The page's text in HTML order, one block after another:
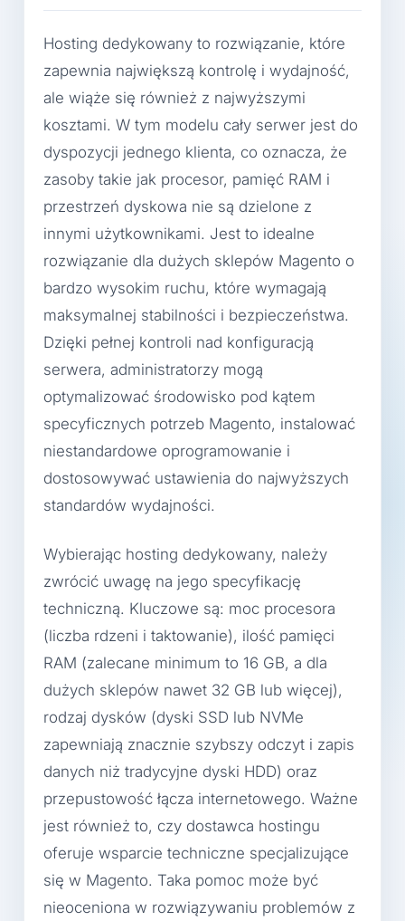
Hosting dedykowany to rozwiązanie, które
zapewnia największą kontrolę i wydajność,
ale wiąże się również z najwyższymi
kosztami. W tym modelu cały serwer jest do
dyspozycji jednego klienta, co oznacza, że
zasoby takie jak procesor, pamięć RAM i
przestrzeń dyskowa nie są dzielone z
innymi użytkownikami. Jest to idealne
rozwiązanie dla dużych sklepów Magento o
bardzo wysokim ruchu, które wymagają
maksymalnej stabilności i bezpieczeństwa.
Dzięki pełnej kontroli nad konfiguracją
serwera, administratorzy mogą
optymalizować środowisko pod kątem
specyficznych potrzeb Magento, instalować
niestandardowe oprogramowanie i
dostosowywać ustawienia do najwyższych
standardów wydajności.
Wybierając hosting dedykowany, należy
zwrócić uwagę na jego specyfikację
techniczną. Kluczowe są: moc procesora
(liczba rdzeni i taktowanie), ilość pamięci
RAM (zalecane minimum to 16 GB, a dla
dużych sklepów nawet 32 GB lub więcej),
rodzaj dysków (dyski SSD lub NVMe
zapewniają znacznie szybszy odczyt i zapis
danych niż tradycyjne dyski HDD) oraz
przepustowość łącza internetowego. Ważne
jest również to, czy dostawca hostingu
oferuje wsparcie techniczne specjalizujące
się w Magento. Taka pomoc może być
nieoceniona w rozwiązywaniu problemów z